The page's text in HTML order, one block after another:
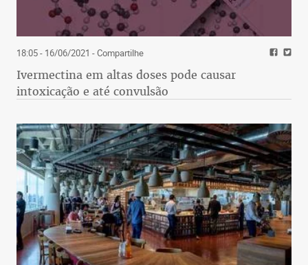
18:05 - 16/06/2021 - Compartilhe
Ivermectina em altas doses pode causar
intoxicação e até convulsão